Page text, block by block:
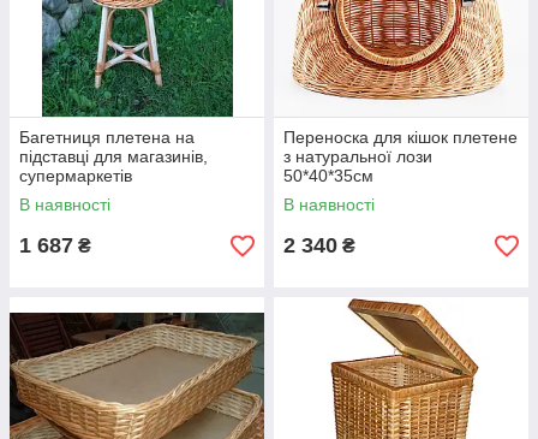
Багетниця плетена на
підставці для магазинів,
супермаркетів
В наявності
1 687 ₴
Переноска для кішок плетене
з натуральної лози
50*40*35см
В наявності
2 340 ₴